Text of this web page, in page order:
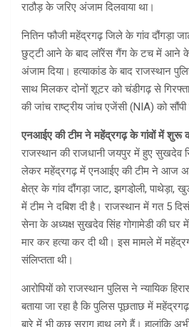
राठौड़ के जरिए अंजाम दिलवाया था।
नितिन फौजी महेंद्रगढ़ जिले के गांव दौंगड़ा
छुट्‌टी आने के बाद लॉरेंस गैंग के टच में आने के
अंजाम दिया। हत्याकांड के बाद राजस्थान
साथ मिलकर दोनों शूटर को चंडीगढ़ से
की जांच राष्ट्रीय जांच एजेंसी (NIA) को
एनआईए की टीम ने महेंद्रगढ़ के गांवों में शुरू
राजस्थान की राजधानी जयपुर में हुए सुखदेव
लेकर महेंद्रगढ़ में एनआईए की टीम ने आज
क्षेत्र के गांव दौंगड़ा जाट, झगडो़ली, पाथेड़ा,
में टीम ने दबिश दी है। राजस्थान में गत 5
सेना के अध्यक्ष सुखदेव सिंह गोगामेडी की घर
मार कर हत्या कर दी थी। इस मामले में
संलिप्तता थी।
आरोपियों को राजस्थान पुलिस ने न्यायिक
बताया जा रहा है कि पुलिस पूछताछ में
बारे में भी कुछ सुराग हाथ लगे हैं। हालांकि